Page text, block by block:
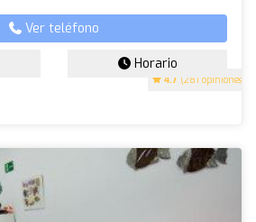
4.7 (281 opiniones)
Ver teléfono
Horario